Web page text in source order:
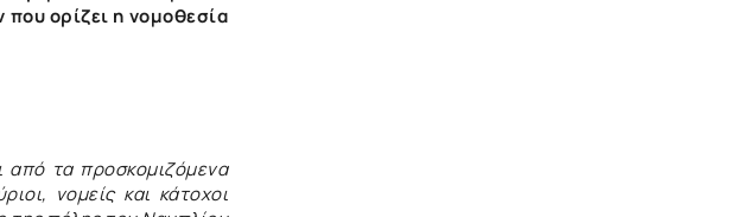
ορίζει η νομοθεσία
από τα προσκομιζόμενα
νομείς και κάτοχοι